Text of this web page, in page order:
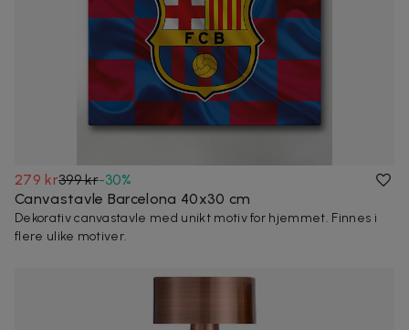
279 kr399 kr-30%
Canvastavle Barcelona 40x30 cm
Dekorativ canvastavle med unikt motiv for hjemmet. Finnes i
flere ulike motiver.